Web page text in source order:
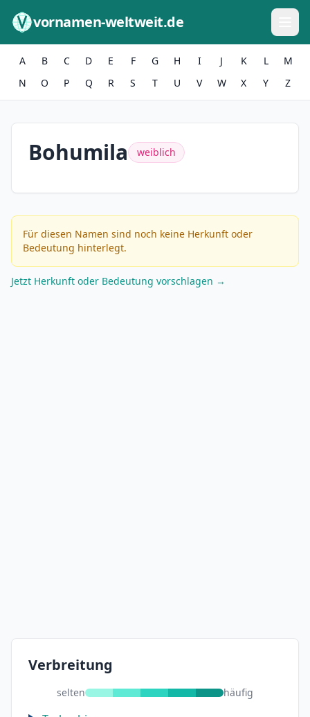
vornamen-weltweit.de
A B C D E F G H I J K L
M
N
O P Q R S T U V W X Y Z
Bohumila weiblich
Für diesen Namen sind noch keine Herkunft oder
Bedeutung hinterlegt.
Jetzt Herkunft oder Bedeutung vorschlagen →
Verbreitung
selten häufig